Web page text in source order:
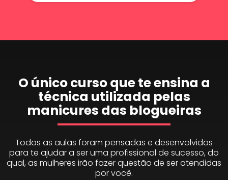
O único curso que te ensina a
técnica utilizada pelas
manicures das blogueiras
Todas as aulas foram pensadas e desenvolvidas
para te ajudar a ser uma profissional de sucesso, do
qual, as mulheres irão fazer questão de ser atendidas
por você.